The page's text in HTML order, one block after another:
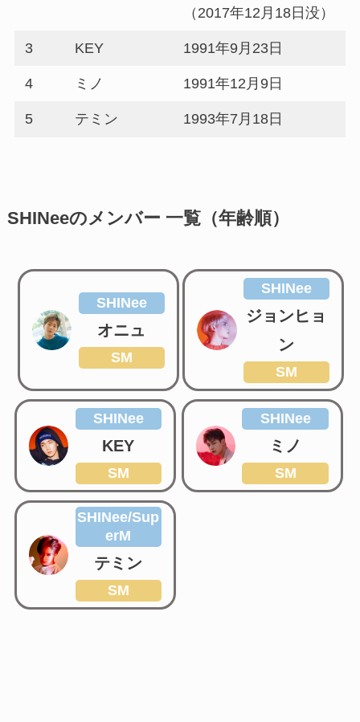
（2017年12月18日没）
3 KEY 1991年9月23日
4 ミノ 1991年12月9日
5 テミン 1993年7月18日
SHINeeのメンバー 一覧（年齢順）
SHINee
オニュ
SM
SHINee
ジョンヒョ
ン
SM
SHINee
KEY
SM
SHINee
ミノ
SM
SHINee/Sup
erM
テミン
SM